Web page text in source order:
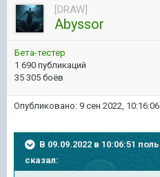
[DRAW]
Abyssor
Бета-тестер
1 690 публикаций
35 305 боёв
Опубликовано: 9 сен 2022, 10:16:06
В 09.09.2022 в 10:06:51
сказал: